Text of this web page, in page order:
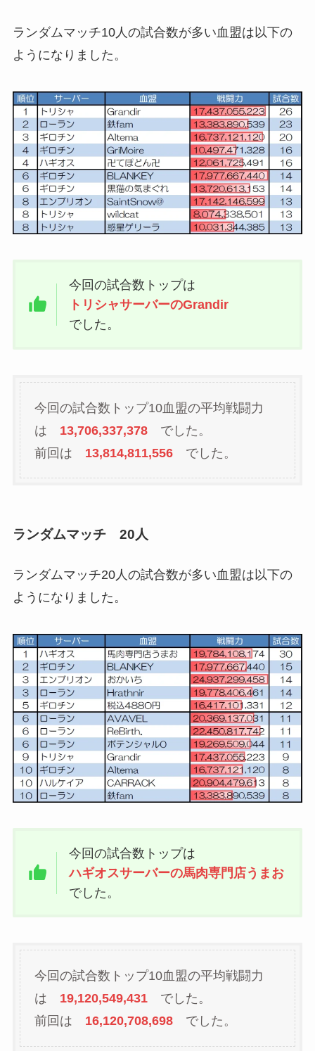
ランダムマッチ10人の試合数が多い血盟は以下の
ようになりました。
今回の試合数トップは
トリシャサーバーのGrandir
でした。
今回の試合数トップ10血盟の平均戦闘力
は 13,706,337,378でした。
前回は 13,814,811,556でした。
ランダムマッチ 20人
ランダムマッチ20人の試合数が多い血盟は以下の
ようになりました。
今回の試合数トップは
ハギオスサーバーの馬肉専門店うまお
でした。
今回の試合数トップ10血盟の平均戦闘力
は 19,120,549,431でした。
前回は 16,120,708,698でした。